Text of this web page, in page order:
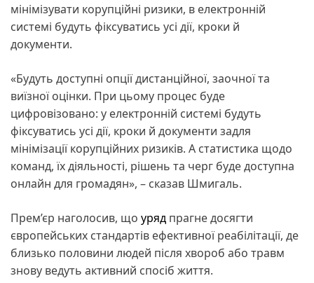
мінімізувати корупційні ризики, в електронній
системі будуть фіксуватись усі дії, кроки й
документи.
«Будуть доступні опції дистанційної, заочної та
виїзної оцінки. При цьому процес буде
цифровізовано: у електронній системі будуть
фіксуватись усі дії, кроки й документи задля
мінімізації корупційних ризиків. А статистика щодо
команд, їх діяльності, рішень та черг буде доступна
онлайн для громадян», – сказав Шмигаль.
Прем’єр наголосив, що уряд прагне досягти
європейських стандартів ефективної реабілітації, де
близько половини людей після хвороб або травм
знову ведуть активний спосіб життя.